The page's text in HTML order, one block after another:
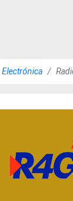
Electrónica